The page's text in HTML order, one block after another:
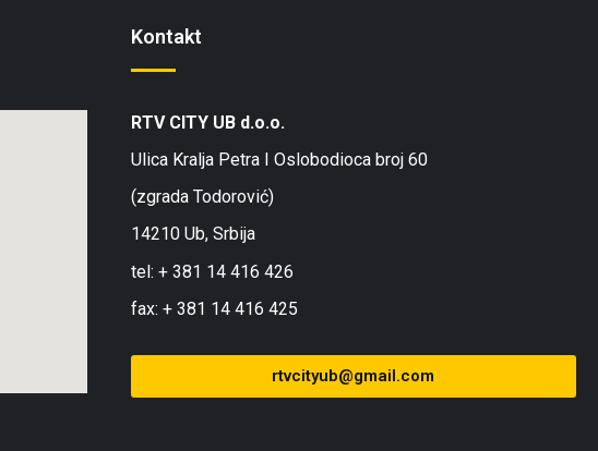
Kontakt
RTV CITY UB d.o.o.
Ulica Kralja Petra I Oslobodioca broj 60
(zgrada Todorović)
14210 Ub, Srbija
tel: + 381 14 416 426
fax: + 381 14 416 425
rtvcityub@gmail.com